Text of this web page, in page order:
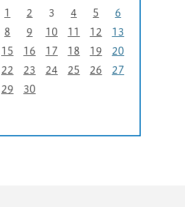
1
2 3 4 5
6
8 9 10 11 12
13
15 16 17 18 19
20
22 23 24 25 26
27
29 30